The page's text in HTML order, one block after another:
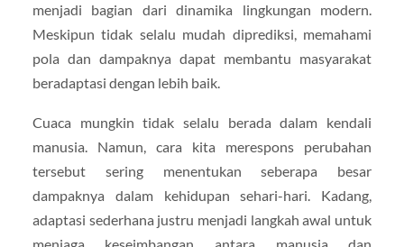
menjadi bagian dari dinamika lingkungan modern.
Meskipun tidak selalu mudah diprediksi, memahami
pola dan dampaknya dapat membantu masyarakat
beradaptasi dengan lebih baik.
Cuaca mungkin tidak selalu berada dalam kendali
manusia. Namun, cara kita merespons perubahan
tersebut sering menentukan seberapa besar
dampaknya dalam kehidupan sehari-hari. Kadang,
adaptasi sederhana justru menjadi langkah awal untuk
menjaga keseimbangan antara manusia dan